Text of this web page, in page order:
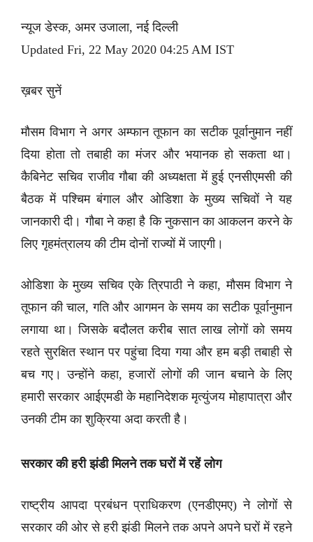
न्यूज डेस्क, अमर उजाला, नई दिल्ली
Updated Fri, 22 May 2020 04:25 AM IST
ख़बर सुनें
मौसम विभाग ने अगर अम्फान तूफान का सटीक पूर्वानुमान नहीं
दिया होता तो तबाही का मंजर और भयानक हो सकता था।
कैबिनेट सचिव राजीव गौबा की अध्यक्षता में हुई एनसीएमसी की
बैठक में पश्चिम बंगाल और ओडिशा के मुख्य सचिवों ने यह
जानकारी दी। गौबा ने कहा है कि नुकसान का आकलन करने के
लिए गृहमंत्रालय की टीम दोनों राज्यों में जाएगी।
ओडिशा के मुख्य सचिव एके त्रिपाठी ने कहा, मौसम विभाग ने
तूफान की चाल, गति और आगमन के समय का सटीक पूर्वानुमान
लगाया था। जिसके बदौलत करीब सात लाख लोगों को समय
रहते सुरक्षित स्थान पर पहुंचा दिया गया और हम बड़ी तबाही से
बच गए। उन्होंने कहा, हजारों लोगों की जान बचाने के लिए
हमारी सरकार आईएमडी के महानिदेशक मृत्युंजय मोहापात्रा और
उनकी टीम का शुक्रिया अदा करती है।
सरकार की हरी झंडी मिलने तक घरों में रहें लोग
राष्ट्रीय आपदा प्रबंधन प्राधिकरण (एनडीएमए) ने लोगों से
सरकार की ओर से हरी झंडी मिलने तक अपने अपने घरों में रहने